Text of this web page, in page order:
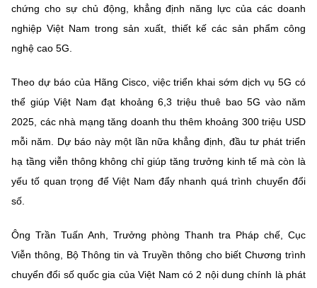
chứng cho sự chủ động, khẳng định năng lực của các doanh
nghiệp Việt Nam trong sản xuất, thiết kế các sản phẩm công
nghệ cao 5G.
Theo dự báo của Hãng Cisco, việc triển khai sớm dịch vụ 5G có
thể giúp Việt Nam đạt khoảng 6,3 triệu thuê bao 5G vào năm
2025, các nhà mạng tăng doanh thu thêm khoảng 300 triệu USD
mỗi năm. Dự báo này một lần nữa khẳng định, đầu tư phát triển
hạ tầng viễn thông không chỉ giúp tăng trưởng kinh tế mà còn là
yếu tố quan trọng để Việt Nam đẩy nhanh quá trình chuyển đổi
số.
Ông Trần Tuấn Anh, Trưởng phòng Thanh tra Pháp chế, Cục
Viễn thông, Bộ Thông tin và Truyền thông cho biết Chương trình
chuyển đổi số quốc gia của Việt Nam có 2 nội dung chính là phát